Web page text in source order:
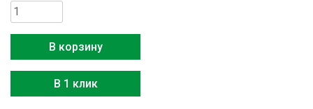
Количество
товара
Hisense
AE-
33R4BNS
В корзину
В 1 клик